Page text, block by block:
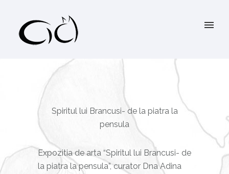
Spiritul lui Brancusi- de la piatra la
pensula
Expozitia de arta “Spiritul lui Brancusi- de
la piatra la pensula”, curator Dna Adina